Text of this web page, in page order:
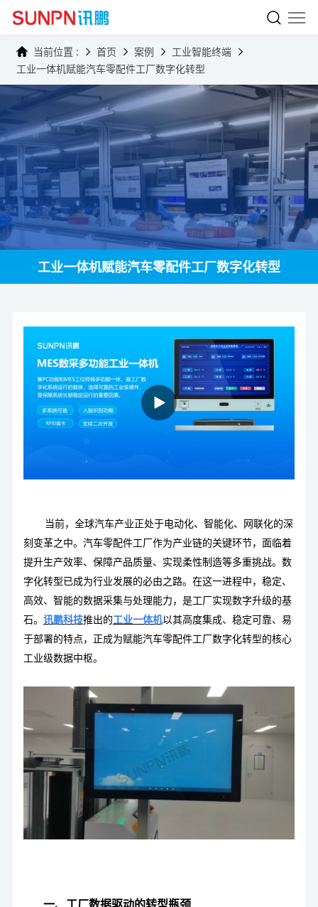
当前位置 : 首页 案例
工业智能终端
工业一体机赋能汽车零配件工厂数字化转型
工业一体机赋能汽车零配件工厂数字化转型
当前，全球汽车产业正处于电动化、智能化、网联化的深
刻变革之中。汽车零配件工厂作为产业链的关键环节，面临着
提升生产效率、保障产品质量、实现柔性制造等多重挑战。数
字化转型已成为行业发展的必由之路。在这一进程中，稳定、
高效、智能的数据采集与处理能力，是工厂实现数字升级的基
石。 讯鹏科技推出的工业一体机以其高度集成、稳定可靠、易
于部署的特点，正成为赋能汽车零配件工厂数字化转型的核心
工业级数据中枢。